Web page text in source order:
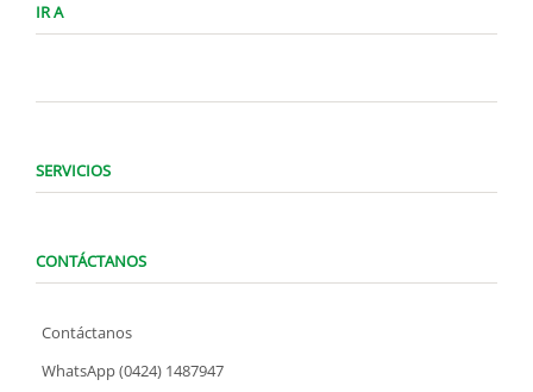
IR A
SERVICIOS
CONTÁCTANOS
Contáctanos
WhatsApp (0424) 1487947